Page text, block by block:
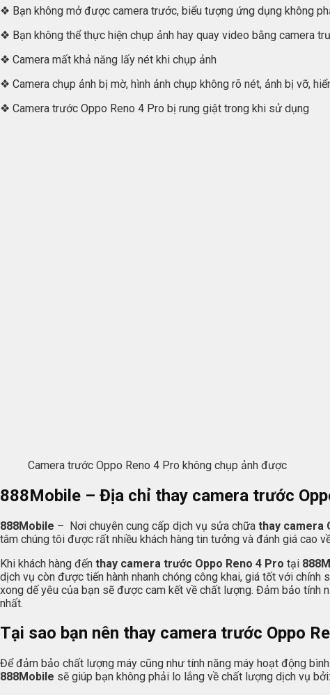
❖ Bạn không mở được camera trước, biểu tượng ứng dụng không
❖ Bạn không thể thực hiện chụp ảnh hay quay video bằng camera
❖ Camera mất khả năng lấy nét khi chụp ảnh
❖ Camera chụp ảnh bị mờ, hình ảnh chụp không rõ nét, ảnh bị vỡ,
❖ Camera trước Oppo Reno 4 Pro bị rung giật trong khi sử dụng
Camera trước Oppo Reno 4 Pro không chụp ảnh được
888Mobile – Địa chỉ thay camera trước
888Mobile – Nơi chuyên cung cấp dịch vụ sửa chữa thay camera
tâm chúng tôi được rất nhiều khách hàng tin tưởng và đánh giá cao
Khi khách hàng đến thay camera trước Oppo Reno 4 Pro tại
dịch vụ còn được tiến hành nhanh chóng công khai, giá tốt với
xong dế yêu của bạn sẽ được cam kết về chất lượng. Đảm bảo tính
nhất.
Tại sao bạn nên thay camera trước Oppo
Để đảm bảo chất lượng máy cũng như tính năng máy hoạt động
888Mobile sẽ giúp bạn không phải lo lắng về chất lượng dịch vụ bởi: